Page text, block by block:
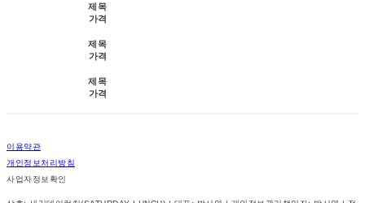
제목
가격
제목
가격
제목
가격
이용약관
개인정보처리방침
사업자정보확인